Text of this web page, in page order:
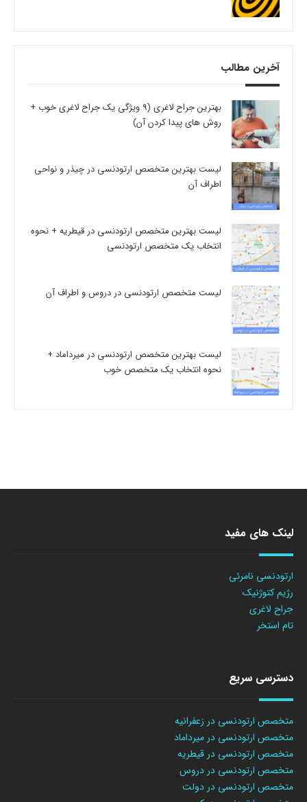
آخرین مطالب
بهترین جراح لاغری (9 ویژگی یک جراح لاغری خوب +
روش های پیدا کردن آن)
لیست بهترین متخصص ارتودنسی در چیذر و نواحی
اطراف آن
لیست بهترین متخصص ارتودنسی در قیطریه + نحوه
انتخاب یک متخصص ارتودنسی
لیست متخصص ارتودنسی در دروس و اطراف آن
لیست بهترین متخصص ارتودنسی در میرداماد +
نحوه انتخاب یک متخصص خوب
لینک های مفید
ارتودنسی نامرئی
رژیم کتوژنیک
جراح لاغری
تام استخر
دسترسی سریع
متخصص ارتودنسی در زعفرانیه
متخصص ارتودنسی در میرداماد
متخصص ارتودنسی در قیطریه
متخصص ارتودنسی در دروس
متخصص ارتودنسی در دولت